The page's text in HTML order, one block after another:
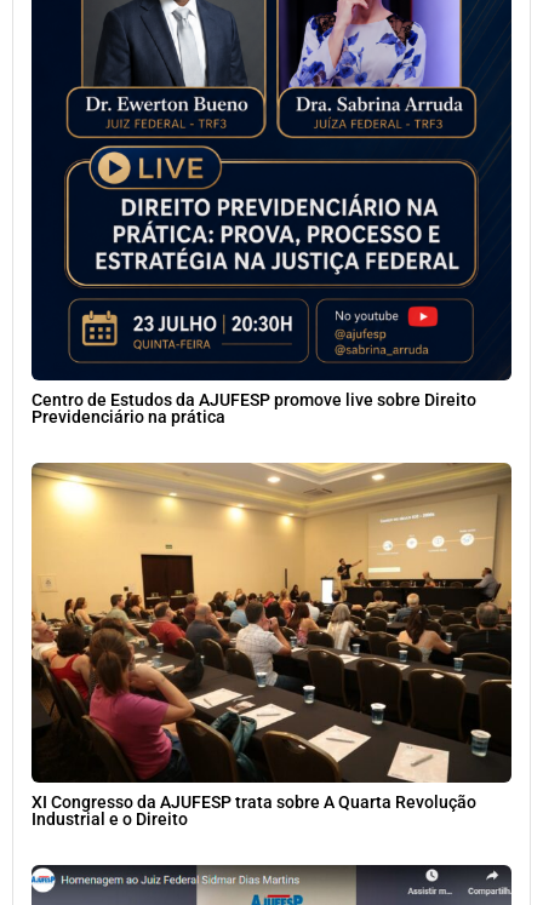
Centro de Estudos da AJUFESP promove live sobre Direito
Previdenciário na prática
XI Congresso da AJUFESP trata sobre A Quarta Revolução
Industrial e o Direito